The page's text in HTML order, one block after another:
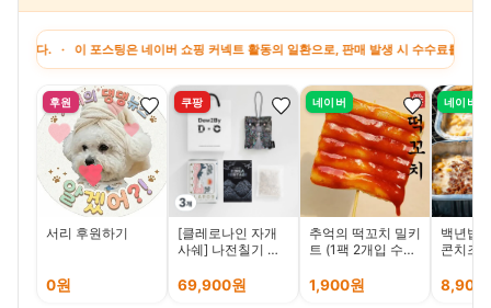
포스팅은 네이버 쇼핑 커넥트 활동의 일환으로, 판매 발생 시 수수료를 제공받습니
후원
서리 후원하기
0원
쿠팡
[클레로나인 자개
사쉐] 나전칠기 외
선물 전통 굿즈 차
량용 방향제, 창덕
69,900원
네이버
추억의 떡꼬치 밀키
트 (1팩 2개입 수제
이 만떡
1,900원
네이버
백년밥
콘치즈
8,900